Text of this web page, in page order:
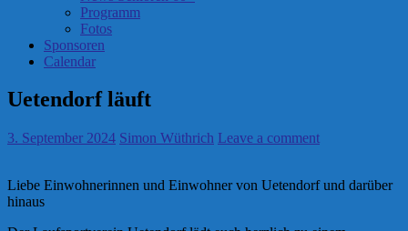
Programm
Fotos
Sponsoren
Calendar
Uetendorf läuft
3. September 2024 Simon Wüthrich Leave a comment
Liebe Einwohnerinnen und Einwohner von Uetendorf und darüber
hinaus